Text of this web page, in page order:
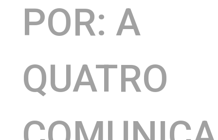
POR: A
QUATRO